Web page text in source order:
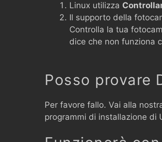
Linux utilizza
Il supporto della
Controlla la tua
dice che non funziona
Posso provare
Per favore fallo. Vai alla
programmi di installazione di